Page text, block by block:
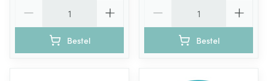
Bestel Bestel